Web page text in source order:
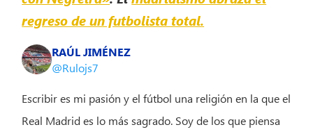
regreso de un futbolista total.
RAÚL JIMÉNEZ
@Rulojs7
Escribir es mi pasión y el fútbol una religión en la que el
Real Madrid es lo más sagrado. Soy de los que piensa